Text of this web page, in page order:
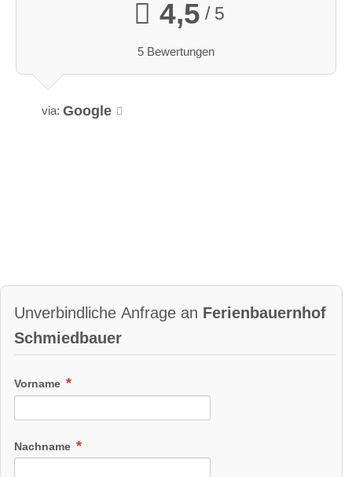
4,5 / 5
5 Bewertungen
via: Google
Unverbindliche Anfrage an Ferienbauernhof
Schmiedbauer
Vorname
Nachname